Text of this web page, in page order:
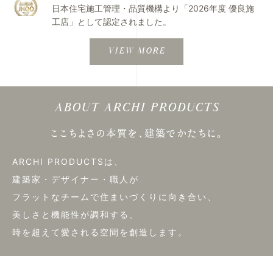
日本住宅施工管理・品質機構より「2026年度 優良施
工店」として認定されました。
VIEW MORE
ABOUT ARCHI PRODUCTS
ここちよさの本質を、建築でかたちに。
ARCHI PRODUCTSは、
建築家・デザイナー・職人が
フラットなチームで住まいづくりに向き合い、
美しさと機能性が調和する、
時を超えて愛される空間を創造します。